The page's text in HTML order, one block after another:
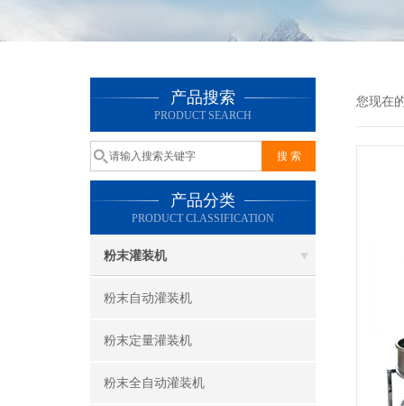
产品搜索
PRODUCT SEARCH
产品分类
PRODUCT CLASSIFICATION
粉末灌装机
粉末自动灌装机
粉末定量灌装机
粉末全自动灌装机
您现在